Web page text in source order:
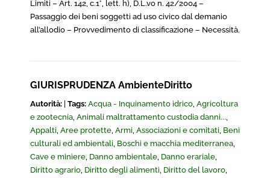
Limiti – Art. 142, c.1°, lett. h), D.L.vo n. 42/2004 –
Passaggio dei beni soggetti ad uso civico dal demanio
all’allodio – Provvedimento di classificazione – Necessità.
GIURISPRUDENZA AmbienteDiritto
Autorità: Tags: Acqua - Inquinamento idrico, Agricoltura
e zootecnia, Animali maltrattamento custodia danni...,
Appalti, Aree protette, Armi, Associazioni e comitati, Beni
culturali ed ambientali, Boschi e macchia mediterranea,
Cave e miniere, Danno ambientale, Danno erariale,
Diritto agrario, Diritto degli alimenti, Diritto del lavoro,